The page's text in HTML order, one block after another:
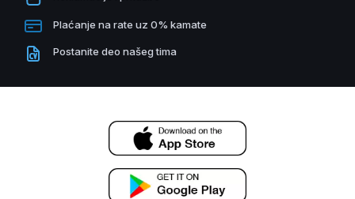
Plaćanje na rate uz 0% kamate
Postanite deo našeg tima